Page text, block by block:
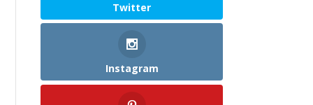
Twitter
Instagram